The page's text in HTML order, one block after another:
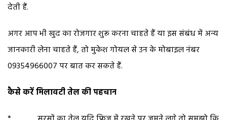
देती हैं.
अगर आप भी खुद का रोजगार शुरू करना चाहते हैं या इस संबंध में अन्य
जानकारी लेना चाहते हैं, तो मुकेश गोयल से उन के मोबाइल नंबर
09354966007 पर बात कर सकते हैं.
कैसे करें मिलावटी तेल की पहचान